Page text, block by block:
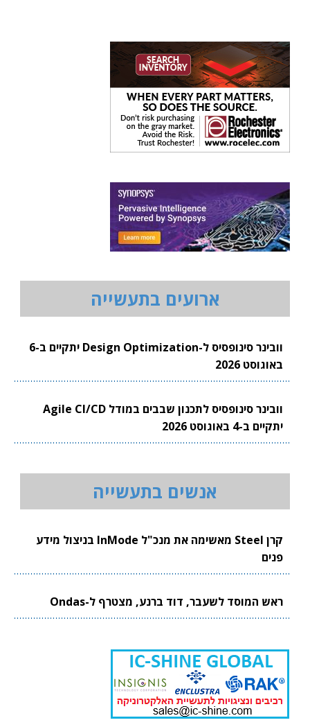
ארועים בתעשייה
וובינר סינופסיס ל-Design Optimization יתקיים ב-6
באוגוסט 2026
וובינר סינופסיס לתכנון שבבים במודל Agile CI/CD
יתקיים ב-4 באוגוסט 2026
אנשים בתעשייה
קרן Steel מאשימה את מנכ"ל InMode בניצול מידע
פנים
ראש המוסד לשעבר, דוד ברנע, מצטרף ל-Ondas